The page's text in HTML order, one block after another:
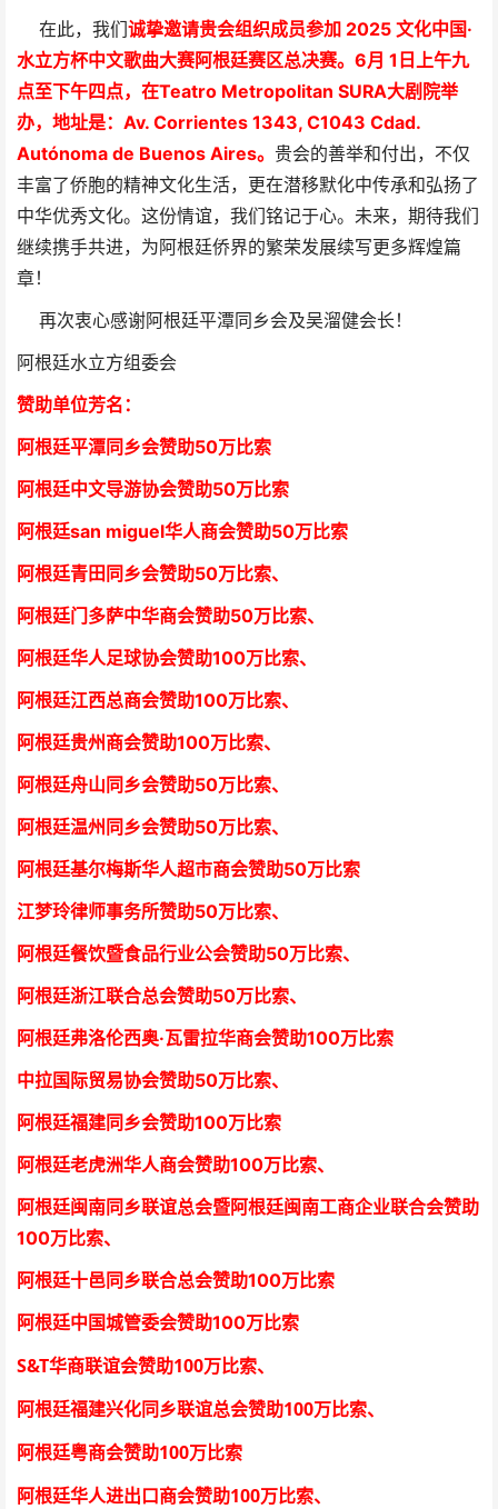
在此，我们诚挚邀请贵会组织成员参加 2025 文化中国·
水立方杯中文歌曲大赛阿根廷赛区总决赛。6月 1日上午九
点至下午四点，在Teatro Metropolitan SURA大剧院举
办，地址是：Av. Corrientes 1343, C1043 Cdad.
Autónoma de Buenos Aires。 贵会的善举和付出，不仅
丰富了侨胞的精神文化生活，更在潜移默化中传承和弘扬了
中华优秀文化。这份情谊，我们铭记于心。未来，期待我们
继续携手共进，为阿根廷侨界的繁荣发展续写更多辉煌篇
章！
再次衷心感谢阿根廷平潭同乡会及吴溜健会长！
阿根廷水立方组委会
赞助单位芳名：
阿根廷平潭同乡会赞助50万比索
阿根廷中文导游协会赞助50万比索
阿根廷san miguel华人商会赞助50万比索
阿根廷青田同乡会赞助50万比索、
阿根廷门多萨中华商会赞助50万比索、
阿根廷华人足球协会赞助100万比索、
阿根廷江西总商会赞助100万比索、
阿根廷贵州商会赞助100万比索、
阿根廷舟山同乡会赞助50万比索、
阿根廷温州同乡会赞助50万比索、
阿根廷基尔梅斯华人超市商会赞助50万比索
江梦玲律师事务所赞助50万比索、
阿根廷餐饮暨食品行业公会赞助50万比索、
阿根廷浙江联合总会赞助50万比索、
阿根廷弗洛伦西奥·瓦雷拉华商会赞助100万比索
中拉国际贸易协会赞助50万比索、
阿根廷福建同乡会赞助100万比索
阿根廷老虎洲华人商会赞助100万比索、
阿根廷闽南同乡联谊总会暨阿根廷闽南工商企业联合会赞助
100万比索、
阿根廷十邑同乡联合总会赞助100万比索
阿根廷中国城管委会赞助100万比索
S&T华商联谊会赞助100万比索、
阿根廷福建兴化同乡联谊总会赞助100万比索、
阿根廷粤商会赞助100万比索
阿根廷华人进出口商会赞助100万比索、